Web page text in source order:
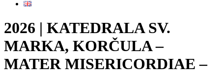
2026 | KATEDRALA SV.
MARKA, KORČULA –
MATER MISERICORDIAE –